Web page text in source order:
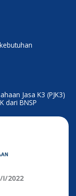
Jasa K3 (PJK3)
dari BNSP
I/2022